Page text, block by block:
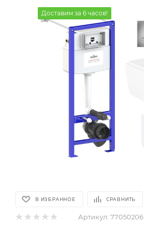
Доставим за 6 часов!
В ИЗБРАННОЕ СРАВНИТЬ
Артикул: 77050206